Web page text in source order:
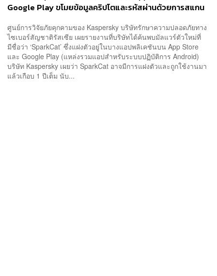
Google Play ขโมยข้อมูลคริปโตและรหัสผ่านด้วยการสแกน
ศูนย์การวิจัยภัยคุกคามของ Kaspersky บริษัทรักษาความปลอดภัยทาง
ไซเบอร์สัญชาติรัสเซีย เผยรายงานที่บริษัทได้ค้นพบมัลแวร์ตัวใหม่ที่
มีชื่อว่า ‘SparkCat’ ซึ่งแฝงตัวอยู่ในบางแอปพลิเคชันบน App Store
และ Google Play (แหล่งรวมแอปสำหรับระบบปฏิบัติการ Android)
บริษัท Kaspersky เผยว่า SparkCat อาจมีการแฝงตัวและถูกใช้งานมา
แล้วเกือบ 1 ปีเต็ม นับ...